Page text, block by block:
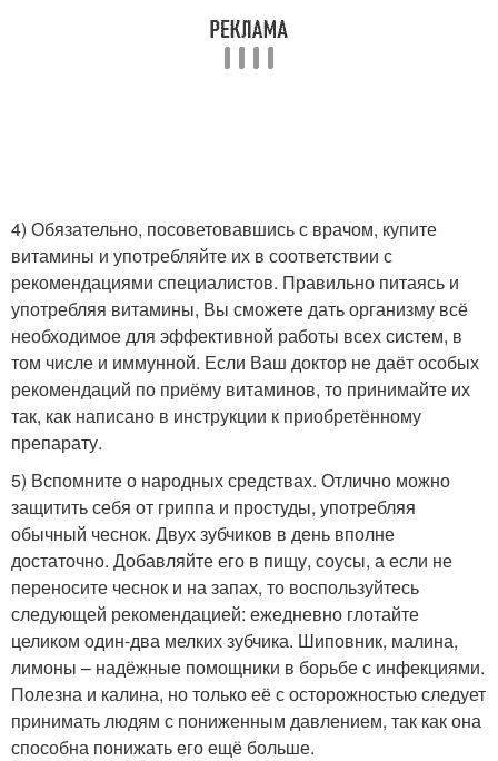
4) Обязательно, посоветовавшись с врачом, купите
витамины и употребляйте их в соответствии с
рекомендациями специалистов. Правильно питаясь и
употребляя витамины, Вы сможете дать организму всё
необходимое для эффективной работы всех систем, в
том числе и иммунной. Если Ваш доктор не даёт особых
рекомендаций по приёму витаминов, то принимайте их
так, как написано в инструкции к приобретённому
препарату.
5) Вспомните о народных средствах. Отлично можно
защитить себя от гриппа и простуды, употребляя
обычный чеснок. Двух зубчиков в день вполне
достаточно. Добавляйте его в пищу, соусы, а если не
переносите чеснок и на запах, то воспользуйтесь
следующей рекомендацией: ежедневно глотайте
целиком один-два мелких зубчика. Шиповник, малина,
лимоны – надёжные помощники в борьбе с инфекциями.
Полезна и калина, но только её с осторожностью следует
принимать людям с пониженным давлением, так как она
способна понижать его ещё больше.